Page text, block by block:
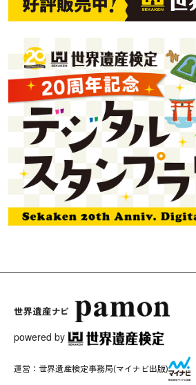
powered by
運営： 世界遺産検定事務局(マイナビ出版)